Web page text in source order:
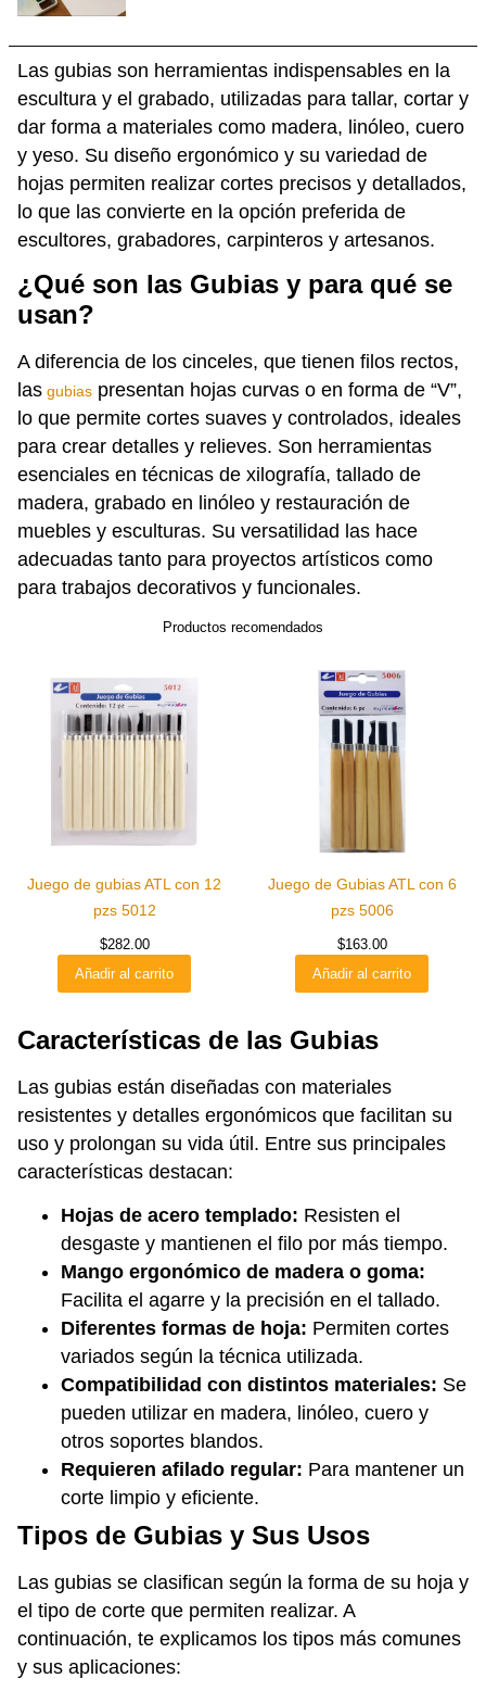
Las gubias son herramientas indispensables en la
escultura y el grabado, utilizadas para tallar, cortar y
dar forma a materiales como madera, linóleo, cuero
y yeso. Su diseño ergonómico y su variedad de
hojas permiten realizar cortes precisos y detallados,
lo que las convierte en la opción preferida de
escultores, grabadores, carpinteros y artesanos.
¿Qué son las Gubias y para qué se
usan?
A diferencia de los cinceles, que tienen filos rectos,
las gubias presentan hojas curvas o en forma de “V”,
lo que permite cortes suaves y controlados, ideales
para crear detalles y relieves. Son herramientas
esenciales en técnicas de xilografía, tallado de
madera, grabado en linóleo y restauración de
muebles y esculturas. Su versatilidad las hace
adecuadas tanto para proyectos artísticos como
para trabajos decorativos y funcionales.
Productos recomendados
Juego de gubias ATL con 12
pzs 5012
$282.00
Añadir al carrito
Juego de Gubias ATL con 6
pzs 5006
$163.00
Añadir al carrito
Características de las Gubias
Las gubias están diseñadas con materiales
resistentes y detalles ergonómicos que facilitan su
uso y prolongan su vida útil. Entre sus principales
características destacan:
Hojas de acero templado: Resisten el
desgaste y mantienen el filo por más tiempo.
Mango ergonómico de madera o goma:
Facilita el agarre y la precisión en el tallado.
Diferentes formas de hoja: Permiten cortes
variados según la técnica utilizada.
Compatibilidad con distintos materiales: Se
pueden utilizar en madera, linóleo, cuero y
otros soportes blandos.
Requieren afilado regular: Para mantener un
corte limpio y eficiente.
Tipos de Gubias y Sus Usos
Las gubias se clasifican según la forma de su hoja y
el tipo de corte que permiten realizar. A
continuación, te explicamos los tipos más comunes
y sus aplicaciones: